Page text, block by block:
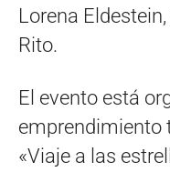
Lorena
Rito.
El evento está
emprendimiento
«Viaje a las